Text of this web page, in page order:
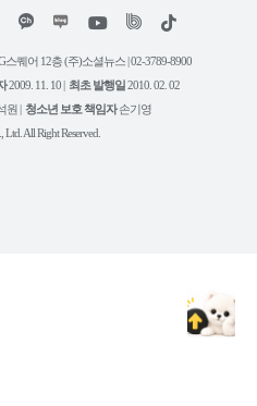
위
트
유
튜
틱
퀘어 12층 (주)소셜뉴스 | 02-3789-8900
2009. 11. 10 | 최초 발행일 2010. 02. 02
원 | 청소년 보호 책임자손기영
Ltd. All Right Reserved.